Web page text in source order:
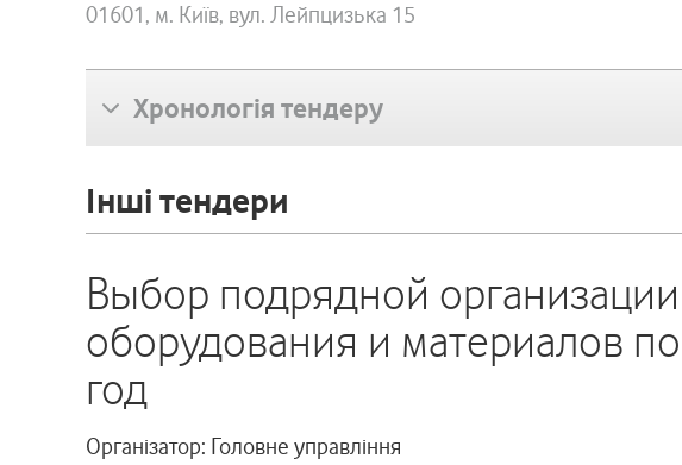
01601, м. Київ, вул. Лейпцизька 15
Хронологія тендеру
Інші тендери
Выбор подрядной
оборудования и материалов
год
Організатор: Головне управління